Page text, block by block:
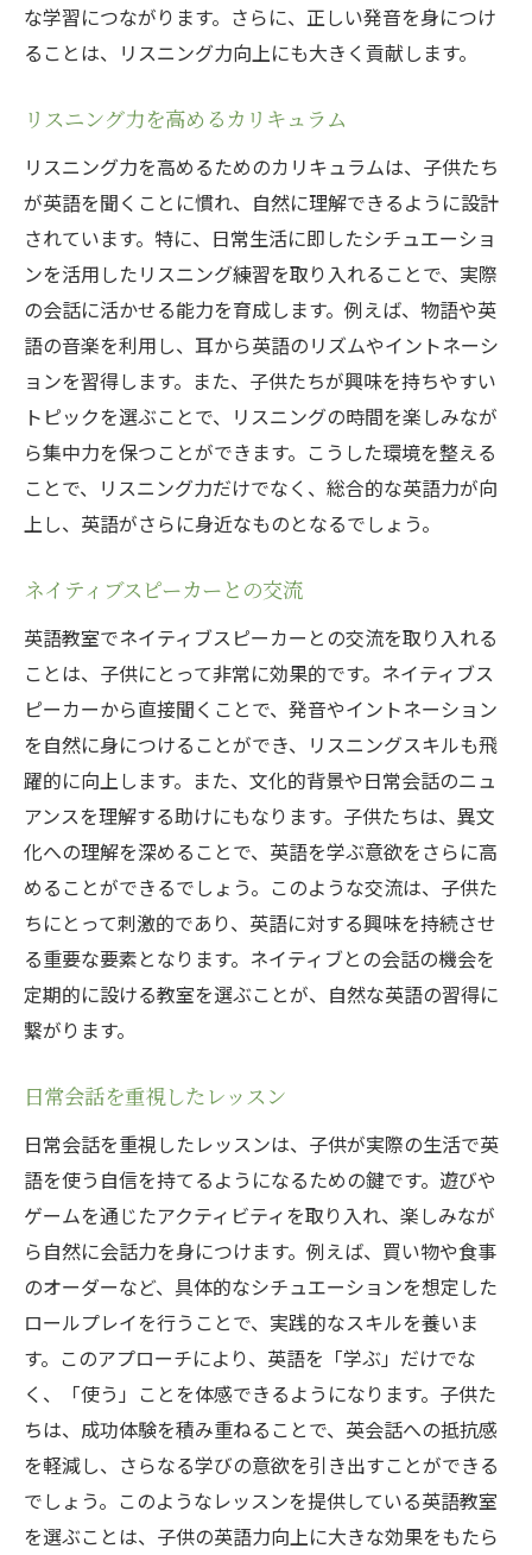
な学習につながります。さらに、正しい発音を身につけ
ることは、リスニング力向上にも大きく貢献します。
リスニング力を高めるカリキュラム
リスニング力を高めるためのカリキュラムは、子供たち
が英語を聞くことに慣れ、自然に理解できるように設計
されています。特に、日常生活に即したシチュエーショ
ンを活用したリスニング練習を取り入れることで、実際
の会話に活かせる能力を育成します。例えば、物語や英
語の音楽を利用し、耳から英語のリズムやイントネーシ
ョンを習得します。また、子供たちが興味を持ちやすい
トピックを選ぶことで、リスニングの時間を楽しみなが
ら集中力を保つことができます。こうした環境を整える
ことで、リスニング力だけでなく、総合的な英語力が向
上し、英語がさらに身近なものとなるでしょう。
ネイティブスピーカーとの交流
英語教室でネイティブスピーカーとの交流を取り入れる
ことは、子供にとって非常に効果的です。ネイティブス
ピーカーから直接聞くことで、発音やイントネーション
を自然に身につけることができ、リスニングスキルも飛
躍的に向上します。また、文化的背景や日常会話のニュ
アンスを理解する助けにもなります。子供たちは、異文
化への理解を深めることで、英語を学ぶ意欲をさらに高
めることができるでしょう。このような交流は、子供た
ちにとって刺激的であり、英語に対する興味を持続させ
る重要な要素となります。ネイティブとの会話の機会を
定期的に設ける教室を選ぶことが、自然な英語の習得に
繋がります。
日常会話を重視したレッスン
日常会話を重視したレッスンは、子供が実際の生活で英
語を使う自信を持てるようになるための鍵です。遊びや
ゲームを通じたアクティビティを取り入れ、楽しみなが
ら自然に会話力を身につけます。例えば、買い物や食事
のオーダーなど、具体的なシチュエーションを想定した
ロールプレイを行うことで、実践的なスキルを養いま
す。このアプローチにより、英語を「学ぶ」だけでな
く、「使う」ことを体感できるようになります。子供た
ちは、成功体験を積み重ねることで、英会話への抵抗感
を軽減し、さらなる学びの意欲を引き出すことができる
でしょう。このようなレッスンを提供している英語教室
を選ぶことは、子供の英語力向上に大きな効果をもたら